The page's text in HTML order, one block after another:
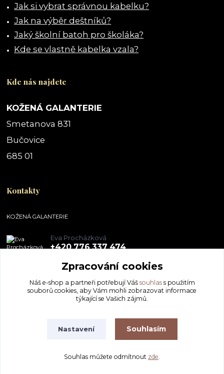
Jak si vybrat správnou kabelku?
Jak na výběr deštníků?
Jaký školní batoh pro školáka?
Kde se vlastně kabelka vzala?
Kde nás najdete
KOŽENÁ GALANTERIE
Smetanova 831
Bučovice
685 01
Kontakty
KOŽENÁ GALANTERIE
Eva Procházková
+420 776 337 474
obchod@pegal.cz
Vytvořeno na
Eshop-rychle.cz
Zpracování cookies
Náš e-shop a partneři potřebují Váš souhlass použitím
souborů cookies, aby Vám mohli zobrazovat informace
týkající se Vašich zájmů.
Nastavení Souhlasím
Souhlas můžete odmítnout zde